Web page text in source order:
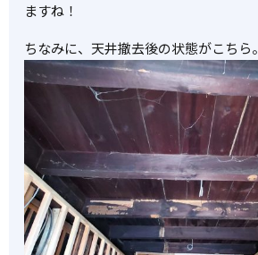
ますね！
ちなみに、天井撤去後の状態がこちら。